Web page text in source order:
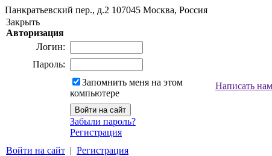
Панкратьевский пер., д.2 107045 Москва, Россия
Закрыть
Авторизация
Логин:
Пароль:
Запомнить меня на этом
компьютере
Забыли пароль?
Регистрация
Войти на сайт | Регистрация
Написать нам